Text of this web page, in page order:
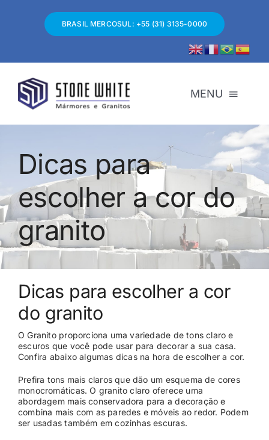
BRASIL MERCOSUL: +55 (31) 3135-0000
MENU
ESPECIALISTAS
MATERIAIS
CONTATO
Dicas para
escolher a cor do
granito
Dicas para escolher a cor
do granito
O Granito proporciona uma variedade de tons claro e
escuros que você pode usar para decorar a sua casa.
Confira abaixo algumas dicas na hora de escolher a cor.
Prefira tons mais claros que dão um esquema de cores
monocromáticas. O granito claro oferece uma
abordagem mais conservadora para a decoração e
combina mais com as paredes e móveis ao redor. Podem
ser usadas também em cozinhas escuras.